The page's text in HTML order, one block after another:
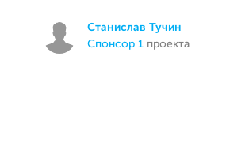
Станислав Тучин
спонсор 1 проекта